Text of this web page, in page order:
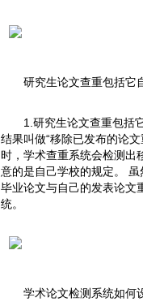
研究生论文查重包括它
1.研究生论文查重包括
结果叫做“移除已发布的论
时，学术查重系统会检测出
意的是自己学校的规定。
毕业论文与自己的发表论文
统。
学术论文检测系统如何